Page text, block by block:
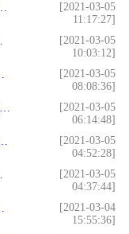
[2021-03-05
11:17:27]
[2021-03-05
10:03:12]
[2021-03-05
08:08:36]
[2021-03-05
06:14:48]
[2021-03-05
04:52:28]
[2021-03-05
04:37:44]
[2021-03-04
15:55:36]